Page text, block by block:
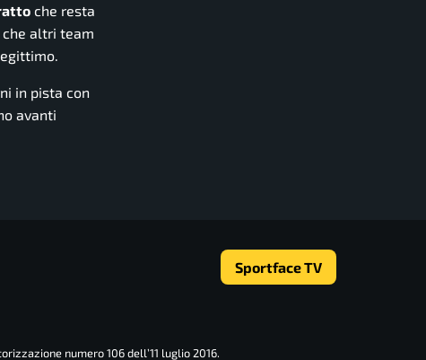
che resta
altri team
in pista con
avanti
Sportface TV
numero 106 dell’11 luglio 2016.